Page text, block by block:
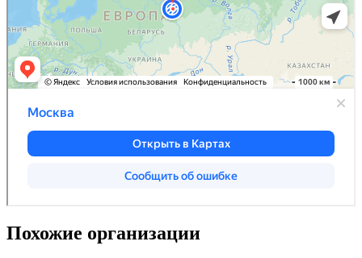
Похожие организации